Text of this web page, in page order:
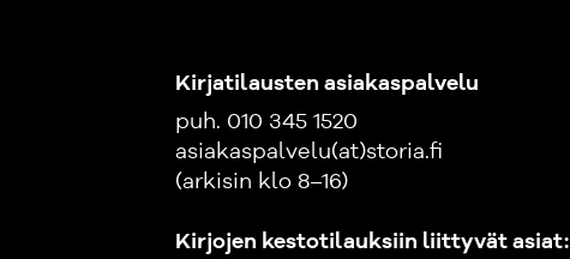
Kirjatilausten asiakaspalvelu
puh. 010 345 1520
asiakaspalvelu(at)storia.fi
(arkisin klo 8–16)
Kirjojen kestotilauksiin liittyvät asiat: